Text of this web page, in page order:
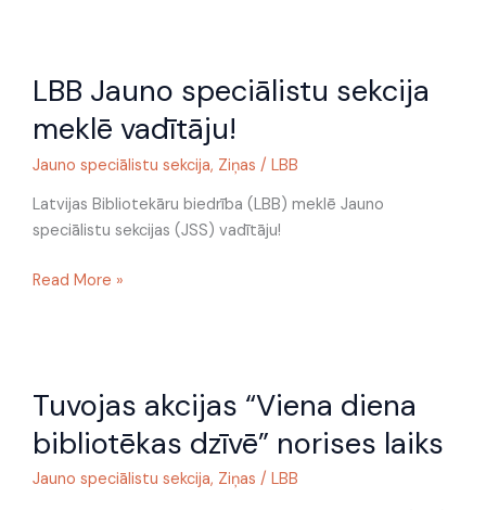
LBB Jauno speciālistu sekcija
meklē vadītāju!
Jauno speciālistu sekcija, Ziņas / LBB
Latvijas Bibliotekāru biedrība (LBB) meklē Jauno
speciālistu sekcijas (JSS) vadītāju!
Jauno
sekcija
meklē
Read More »
Tuvojas akcijas “Viena diena
bibliotēkas dzīvē” norises laiks
Jauno speciālistu sekcija, Ziņas / LBB
akcijas
diena
bibliotēkas